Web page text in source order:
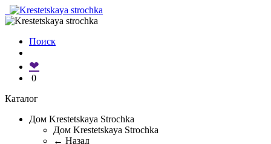
Поиск
❤
0
Каталог
Дом Krestetskaya Strochka
Дом Krestetskaya Strochka
← Назад